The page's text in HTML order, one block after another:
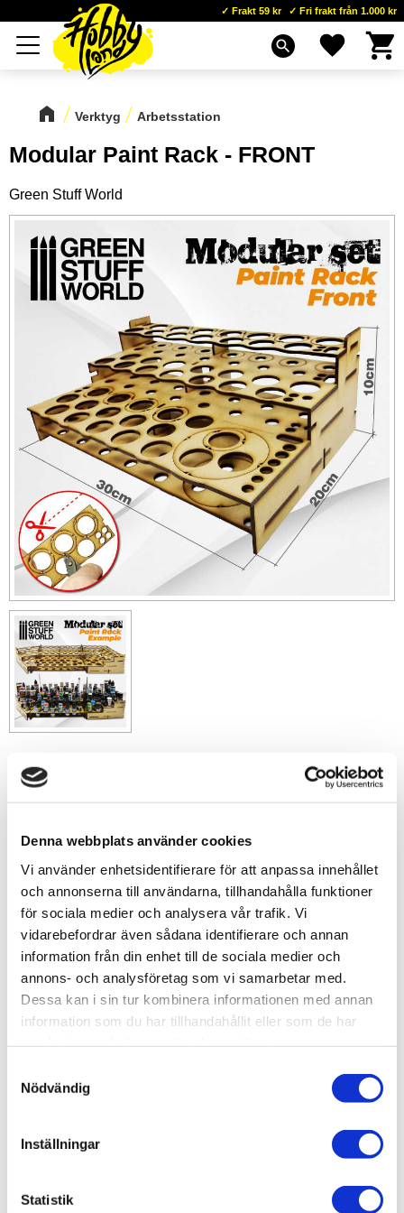
Denna webbplats använder cookies
Vi använder enhetsidentifierare för att anpassa innehållet
och annonserna till användarna, tillhandahålla funktioner
för sociala medier och analysera vår trafik. Vi
vidarebefordrar även sådana identifierare och annan
information från din enhet till de sociala medier och
annons- och analysföretag som vi samarbetar med.
Dessa kan i sin tur kombinera informationen med annan
information som du har tillhandahållit eller som de har
Nödvändig
Inställningar
Statistik
Meny
Frakt 59 kr Fri frakt från 1.000 kr
search Favoriter
Verktyg Arbetsstation
Modular Paint Rack - FRONT
Green Stuff World
199sek
Lägg till i favoriter
Artikelnr
GSW9846
Leveranstid
skickas från oss inom 0-1 vardagar
Allmänt